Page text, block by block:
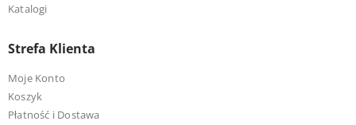
Katalogi
Strefa Klienta
Moje Konto
Koszyk
Płatność i Dostawa